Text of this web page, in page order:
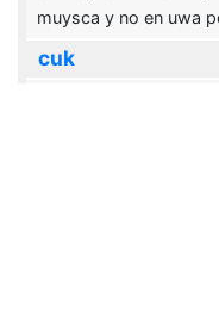
muysca y no en uwa
cuk